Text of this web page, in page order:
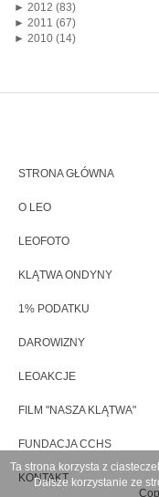
Ta strona korzysta z
Dalsze korzystanie ze
► 2012 (83)
► 2011 (67)
► 2010 (14)
STRONA GŁÓWNA
O LEO
LEOFOTO
KLĄTWA ONDYNY
1% PODATKU
DAROWIZNY
LEOAKCJE
FILM "NASZA KLĄTWA"
FUNDACJA CCHS
KONTAKT